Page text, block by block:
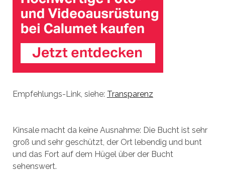
Empfehlungs-Link, siehe: Transparenz
Kinsale macht da keine Ausnahme: Die Bucht ist sehr
groß und sehr geschützt, der Ort lebendig und bunt
und das Fort auf dem Hügel über der Bucht
sehenswert.